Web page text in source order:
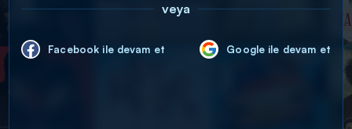
veya
Facebook ile devam et Google ile devam et